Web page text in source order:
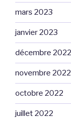
mars 2023
janvier 2023
décembre 2022
novembre 2022
octobre 2022
juillet 2022